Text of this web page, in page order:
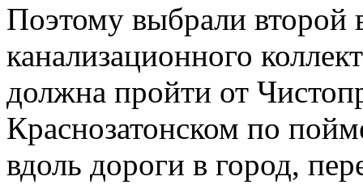
Поэтому выбрали второй
канализационного
должна пройти от
Краснозатонском по
вдоль дороги в город,